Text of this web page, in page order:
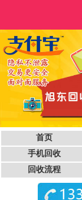
首页
手机回收
回收流程